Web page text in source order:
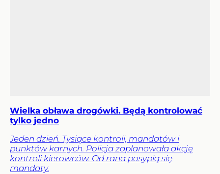
Wielka obława drogówki. Będą kontrolować
tylko jedno
Jeden dzień. Tysiące kontroli, mandatów i
punktów karnych. Policja zaplanowała akcję
kontroli kierowców. Od rana posypią się
mandaty.